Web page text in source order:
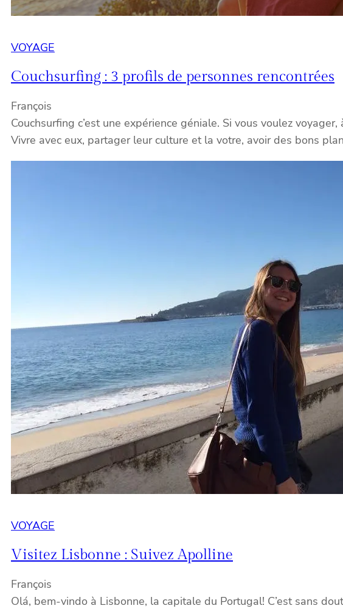
VOYAGE
Couchsurfing : 3 profils de personnes rencontrées
François
Couchsurfing c’est une expérience géniale. Si vous voulez
Vivre avec eux, partager leur culture et la votre, avoir des bons
VOYAGE
Visitez Lisbonne : Suivez Apolline
François
Olá, bem-vindo à Lisbonne, la capitale du Portugal! C’est sans